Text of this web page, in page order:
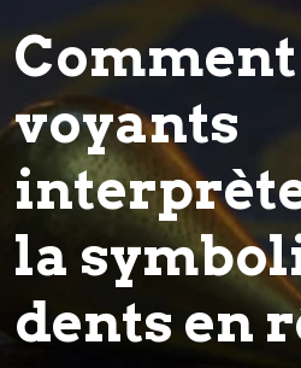
voyants
la
dents en